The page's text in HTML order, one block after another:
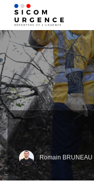
Romain BRUNEAU